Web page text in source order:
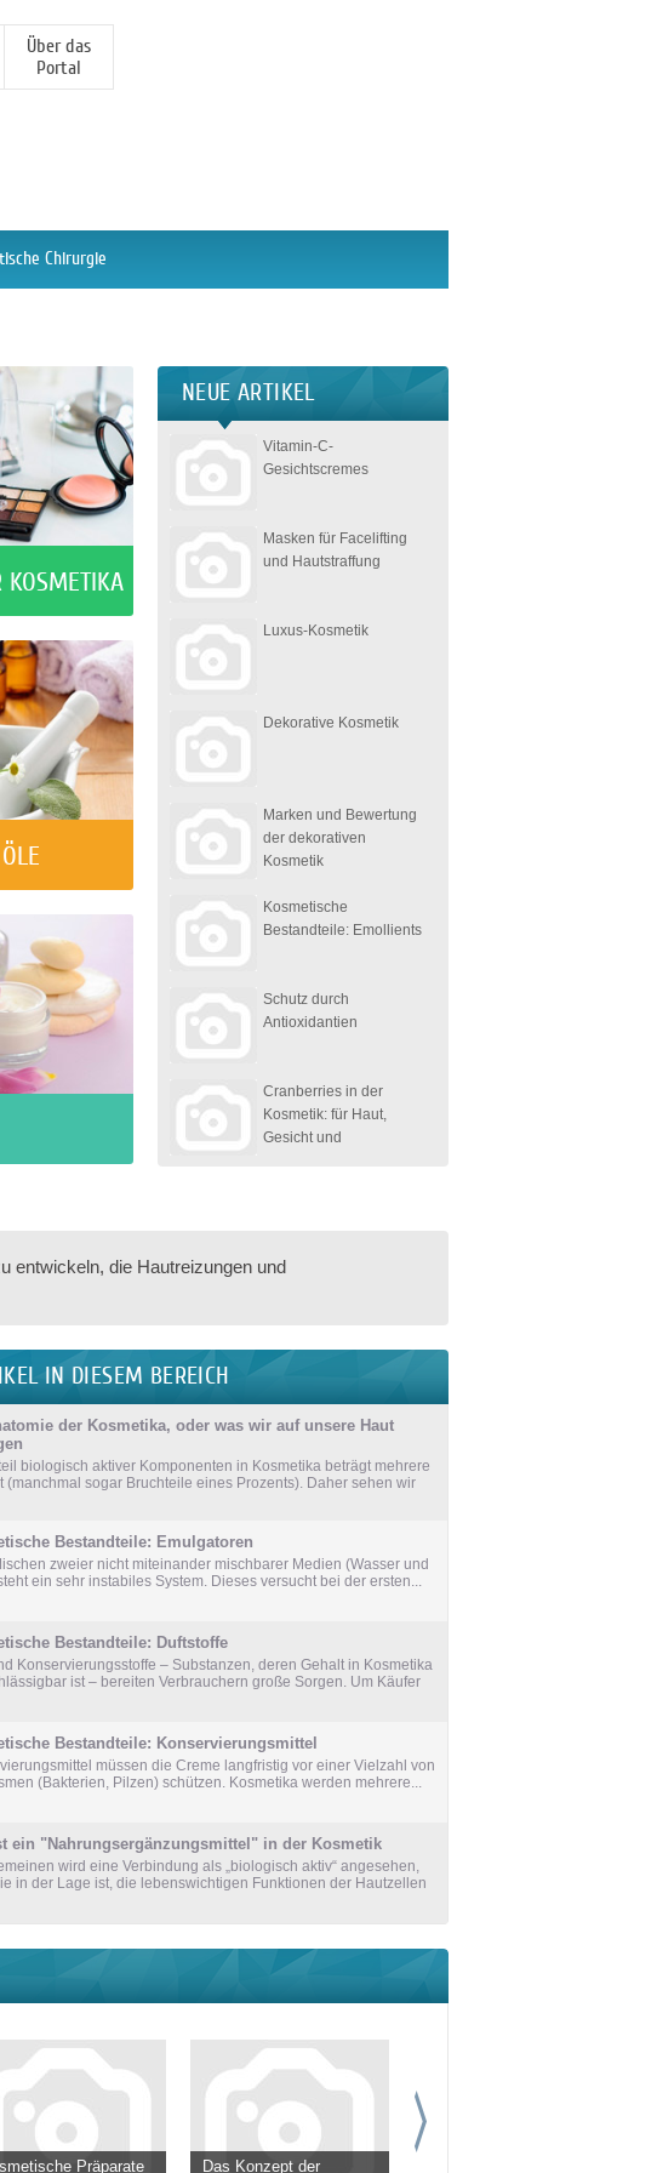
Über das
Portal
Chirurgie
KOSMETIKA
NEUE ARTIKEL
Vitamin-C-
Gesichtscremes
Masken für Facelifting
und Hautstraffung
Luxus-Kosmetik
Dekorative Kosmetik
Marken und Bewertung
der dekorativen
Kosmetik
Kosmetische
Bestandteile: Emollients
Schutz durch
Antioxidantien
Cranberries in der
Kosmetik: für Haut,
Gesicht und
entwickeln, die Hautreizungen und
IN DIESEM BEREICH
der Kosmetika, oder was wir auf unsere Haut
biologisch aktiver Komponenten in Kosmetika beträgt mehrere
(manchmal sogar Bruchteile eines Prozents). Daher sehen wir
Bestandteile: Emulgatoren
zweier nicht miteinander mischbarer Medien (Wasser und
ein sehr instabiles System. Dieses versucht bei der ersten...
Bestandteile: Duftstoffe
Konservierungsstoffe – Substanzen, deren Gehalt in Kosmetika
ist – bereiten Verbrauchern große Sorgen. Um Käufer
Bestandteile: Konservierungsmittel
müssen die Creme langfristig vor einer Vielzahl von
(Bakterien, Pilzen) schützen. Kosmetika werden mehrere...
ein "Nahrungsergänzungsmittel" in der Kosmetik
wird eine Verbindung als „biologisch aktiv“ angesehen,
in der Lage ist, die lebenswichtigen Funktionen der Hautzellen
Präparate Das Konzept der